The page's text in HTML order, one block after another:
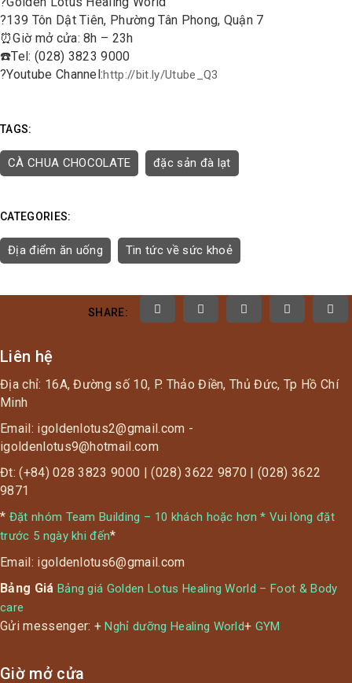
?139 Tôn Dật Tiên, Phường Tân Phong, Quận 7
⏰Giờ mở cửa: 8h – 23h
☎️Tel: (028) 3823 9000
?Youtube Channel:http://bit.ly/Utube_Q3
TAGS:
CÀ CHUA CHOCOLATE đặc sản đà lạt
CATEGORIES:
Địa điểm ăn uống Tin tức về sức khoẻ
SHARE:
Liên hệ
Địa chỉ: 16A, Đường số 10, P. Thảo Điền, Thủ Đức, Tp Hồ Chí
Minh
Email: igoldenlotus2@gmail.com -
igoldenlotus9@hotmail.com
Đt: (+84) 028 3823 9000 | (028) 3622 9870 | (028) 3622
9871
* Đặt nhóm Team Building – 10 khách hoặc hơn * Vui lòng đặt
trước 5 ngày khi đến*
Email: igoldenlotus6@gmail.com
Bảng Giá Bảng giá Golden Lotus Healing World – Foot & Body
care
Gửi messenger: +Nghỉ dưỡng Healing World+ GYM
Giờ mở cửa